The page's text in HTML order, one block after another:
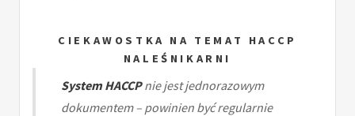
CIEKAWOSTKA NA TEMAT HACCP
NALEŚNIKARNI
System HACCPnie jest jednorazowym
dokumentem – powinien być regularnie